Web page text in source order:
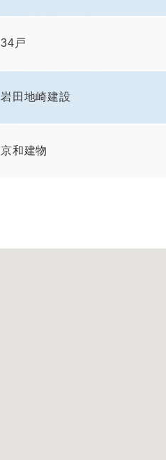
34戸
岩田地崎建設
京和建物